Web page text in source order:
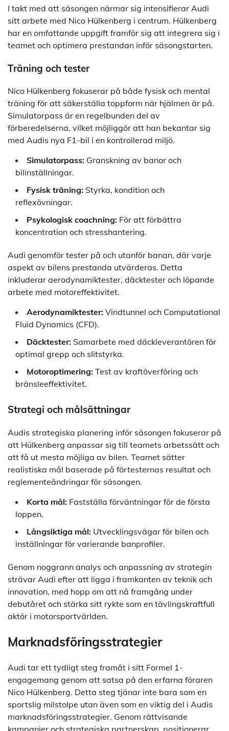
I takt med att säsongen närmar sig intensifierar Audi
sitt arbete med Nico Hülkenberg i centrum. Hülkenberg
har en omfattande uppgift framför sig att integrera sig i
teamet och optimera prestandan inför säsongstarten.
Träning och tester
Nico Hülkenberg fokuserar på både fysisk och mental
träning för att säkerställa toppform när hjälmen är på.
Simulatorpass är en regelbunden del av
förberedelserna, vilket möjliggör att han bekantar sig
med Audis nya F1-bil i en kontrollerad miljö.
Simulatorpass: Granskning av banor och
bilinställningar.
Fysisk träning: Styrka, kondition och
reflexövningar.
Psykologisk coachning: För att förbättra
koncentration och stresshantering.
Audi genomför tester på och utanför banan, där varje
aspekt av bilens prestanda utvärderas. Detta
inkluderar aerodynamiktester, däcktester och löpande
arbete med motoreffektivitet.
Aerodynamiktester: Vindtunnel och Computational
Fluid Dynamics (CFD).
Däcktester: Samarbete med däckleverantören för
optimal grepp och slitstyrka.
Motoroptimering: Test av kraftöverföring och
bränsleeffektivitet.
Strategi och målsättningar
Audis strategiska planering inför säsongen fokuserar på
att Hülkenberg anpassar sig till teamets arbetssätt och
att få ut mesta möjliga av bilen. Teamet sätter
realistiska mål baserade på förtesternas resultat och
reglementeändringar för säsongen.
Korta mål: Fastställa förväntningar för de första
loppen.
Långsiktiga mål: Utvecklingsvägar för bilen och
inställningar för varierande banprofiler.
Genom noggrann analys och anpassning av strategin
strävar Audi efter att ligga i framkanten av teknik och
innovation, med hopp om att nå framgång under
debutåret och stärka sitt rykte som en tävlingskraftfull
aktör i motorsportvärlden.
Marknadsföringsstrategier
Audi tar ett tydligt steg framåt i sitt Formel 1-
engagemang genom att satsa på den erfarna föraren
Nico Hülkenberg. Detta steg tjänar inte bara som en
sportslig milstolpe utan även som en viktig del i Audis
marknadsföringsstrategier. Genom rättvisande
kampanjer och strategiska partnerskap, positionerar